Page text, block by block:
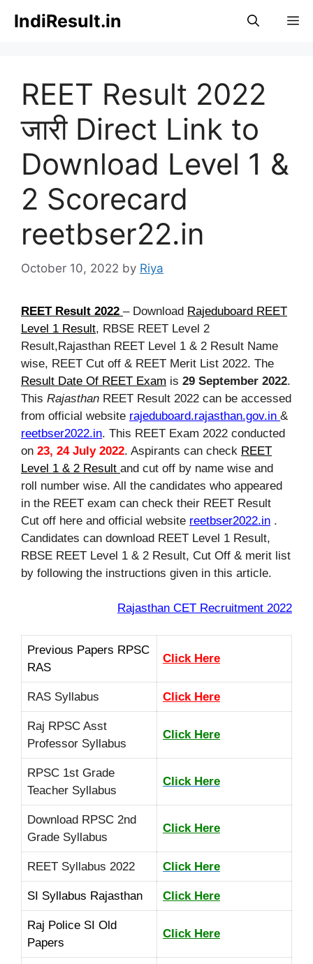
IndiResult.in
REET Result 2022
जारी Direct Link to
Download Level 1 &
2 Scorecard
reetbser22.in
October 10, 2022 by Riya
REET Result 2022 – Download Rajeduboard REET
Level 1 Result, RBSE REET Level 2
Result,Rajasthan REET Level 1 & 2 Result Name
wise, REET Cut off & REET Merit List 2022. The
Result Date Of REET Exam is 29 September 2022.
This Rajasthan REET Result 2022 can be accessed
from official website rajeduboard.rajasthan.gov.in &
reetbser2022.in. This REET Exam 2022 conducted
on 23, 24 July 2022. Aspirants can check REET
Level 1 & 2 Result and cut off by name wise and
roll number wise. All the candidates who appeared
in the REET exam can check their REET Result
Cut off here and official website reetbser2022.in .
Candidates can download REET Level 1 Result,
RBSE REET Level 1 & 2 Result, Cut Off & merit list
by following the instructions given in this article.
Rajasthan CET Recruitment 2022
Previous Papers RPSC
RAS
Click Here
RAS Syllabus Click Here
Raj RPSC Asst
Professor Syllabus
Click Here
RPSC 1st Grade
Teacher Syllabus
Click Here
Download RPSC 2nd
Grade Syllabus
Click Here
REET Syllabus 2022 Click Here
SI Syllabus Rajasthan Click Here
Raj Police SI Old
Papers
Click Here